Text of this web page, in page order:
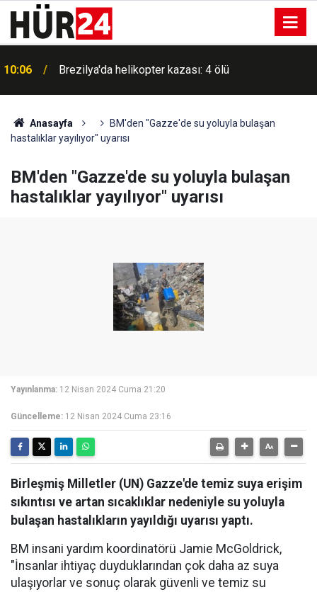
10:06 Brezilya'da helikopter kazası: 4 ölü
Anasayfa
BM'den "Gazze'de su yoluyla bulaşan
hastalıklar yayılıyor" uyarısı
BM'den "Gazze'de su yoluyla bulaşan
hastalıklar yayılıyor" uyarısı
Yayınlanma: 12 Nisan 2024 Cuma 21:20
Güncelleme: 12 Nisan 2024 Cuma 23:16
Birleşmiş Milletler (UN) Gazze'de temiz suya erişim
sıkıntısı ve artan sıcaklıklar nedeniyle su yoluyla
bulaşan hastalıkların yayıldığı uyarısı yaptı.
BM insani yardım koordinatörü Jamie McGoldrick,
"İnsanlar ihtiyaç duyduklarından çok daha az suya
ulaşıyorlar ve sonuç olarak güvenli ve temiz su